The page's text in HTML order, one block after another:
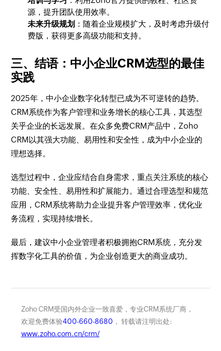
源，提升团队使用效率。
未来升级规划 ：随着企业规模扩大，及时考虑升级付
费版，获得更多高级功能和支持。
三、结语：中小企业CRM选型的最佳
实践
2025年，中小企业数字化转型已成为不可逆转的趋势。
CRM系统作为客户管理和业务增长的核心工具，其选型
关乎企业的长远发展。在众多免费CRM产品中，Zoho
CRM以其强大功能、易用性和安全性，成为中小企业的
理想选择。
选型过程中，企业应结合自身需求，重点关注系统的核心
功能、安全性、易用性和扩展能力。通过合理选型和规范
应用，CRM系统将助力企业提升客户管理效率，优化业
务流程，实现持续增长。
最后，建议中小企业管理者积极拥抱CRM系统，充分发
挥数字化工具的价值，为企业创造更大的商业成功。
Zoho CRM受国内外企业一致喜爱，专业CRM系统厂商，
欢迎免费体验400-660-8680 ， 转载请注明出处:
www.zoho.com.cn/crm/